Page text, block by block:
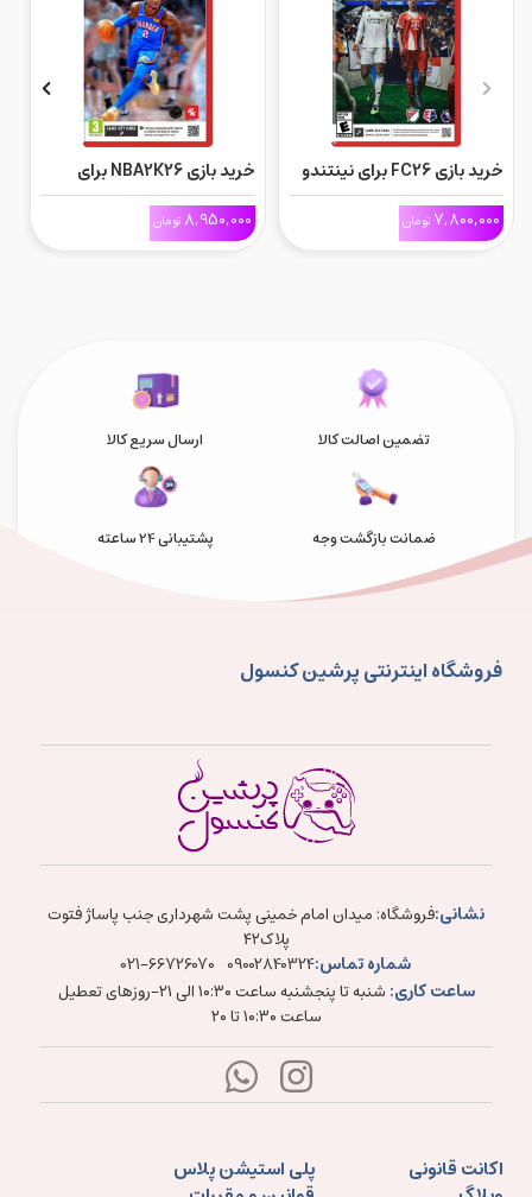
خرید بازی FC26 برای نینتندو
سوئیچ
7,800,000 تومان
خرید بازی NBA2K26 برای
Nintendo Switch 2
8,950,000 تومان
تضمین اصالت کالا ارسال سریع کالا
ضمانت بازگشت وجه پشتیبانی 24 ساعته
فروشگاه اینترنتی پرشین کنسول
نشانی:فروشگاه: میدان امام خمینی پشت شهرداری جنب پاساژ فتوت
پلاک۴۲
شماره تماس:09002840324
021-66726070
ساعت کاری:
شنبه تا پنجشنبه ساعت ۱۰:۳۰ الی ۲۱-روزهای تعطیل
ساعت ۱۰:۳۰ تا ۲۰
اکانت قانونی
پلی استیشن پلاس